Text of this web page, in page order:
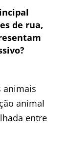
de rua,
animais
animal
entre